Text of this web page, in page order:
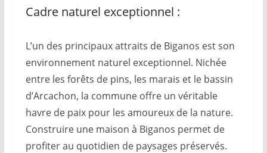
Cadre naturel exceptionnel :
L’un des principaux attraits de Biganos est son
environnement naturel exceptionnel. Nichée
entre les forêts de pins, les marais et le bassin
d’Arcachon, la commune offre un véritable
havre de paix pour les amoureux de la nature.
Construire une maison à Biganos permet de
profiter au quotidien de paysages préservés.